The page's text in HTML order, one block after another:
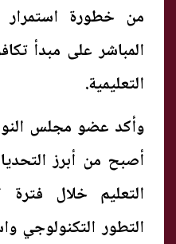
من خطورة استمرار
المباشر على مبدأ
التعليمية.
وأكد عضو مجلس
أصبح من أبرز
التعليم خلال فترة
التطور التكنولوجي